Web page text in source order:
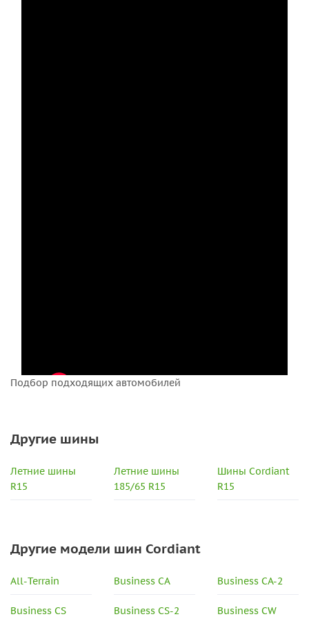
Подбор подходящих автомобилей
Другие шины
Летние шины
R15
Летние шины
185/65 R15
Шины Cordiant
R15
Другие модели шин Cordiant
All-Terrain Business CA Business CA-2
Business CS Business CS-2 Business CW